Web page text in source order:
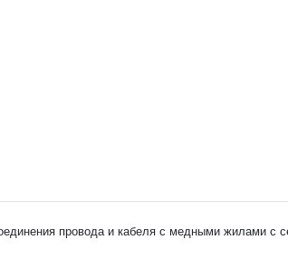
провода и кабеля с медными жилами с